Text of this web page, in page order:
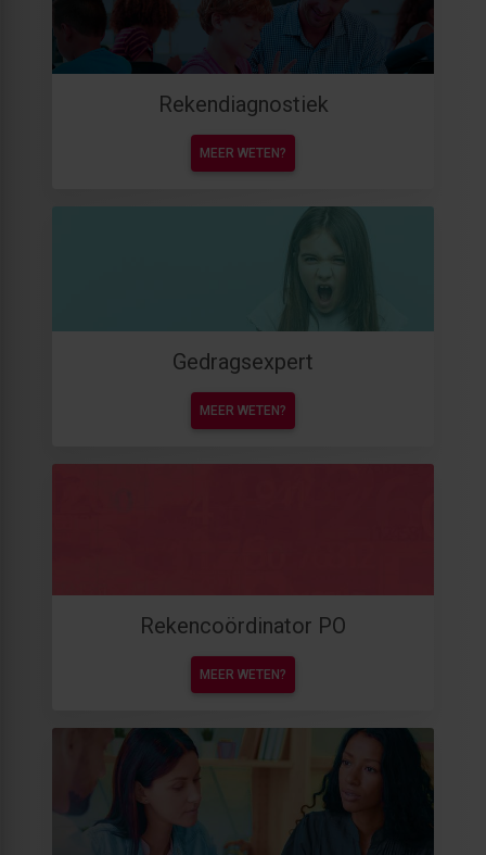
Rekendiagnostiek
MEER WETEN?
Gedragsexpert
MEER WETEN?
Rekencoördinator PO
MEER WETEN?